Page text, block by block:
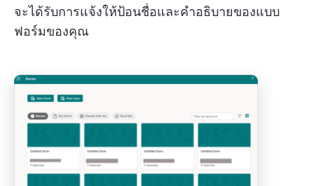
จะได้รับการแจ้งให้ป้อนชื่อและคำอธิบายของแบบ
ฟอร์มของคุณ